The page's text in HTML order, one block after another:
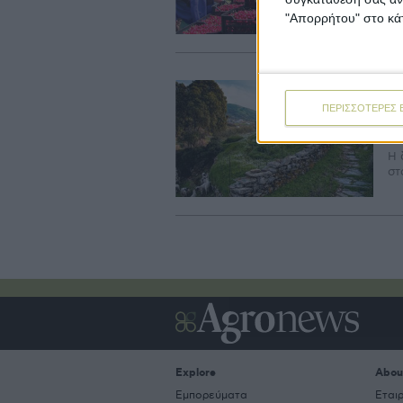
"Απορρήτου" στο
ΠΕΡΙΣΣΟΤΕΡΕΣ
Η
Explore
Εμπορεύματα